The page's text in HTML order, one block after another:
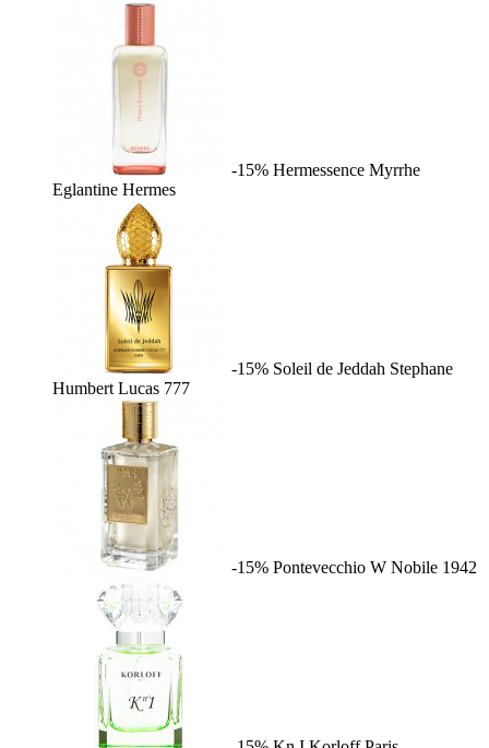
-15% Hermessence Myrrhe
Eglantine Hermes
-15% Soleil de Jeddah Stephane
Humbert Lucas 777
-15% Pontevecchio W Nobile 1942